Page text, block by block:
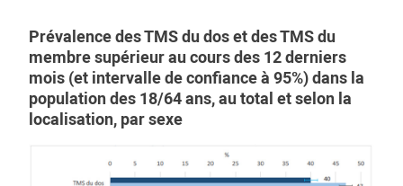
Prévalence des TMS du dos et des TMS du
membre supérieur au cours des 12 derniers
mois (et intervalle de confiance à 95%) dans la
population des 18/64 ans, au total et selon la
localisation, par sexe